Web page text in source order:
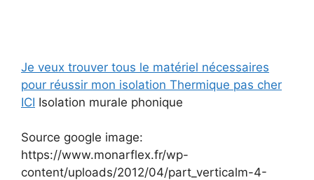
Je veux trouver tous le matériel nécessaires
pour réussir mon isolation Thermique pas cher
ICI Isolation murale phonique
Source google image:
https://www.monarflex.fr/wp-
content/uploads/2012/04/part_verticalm-4-